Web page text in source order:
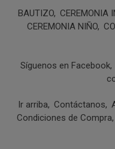
BAUTIZO CEREMONIA
CEREMONIA NIÑO
Síguenos en Facebook
Ir arriba Contáctanos
Condiciones de Compra